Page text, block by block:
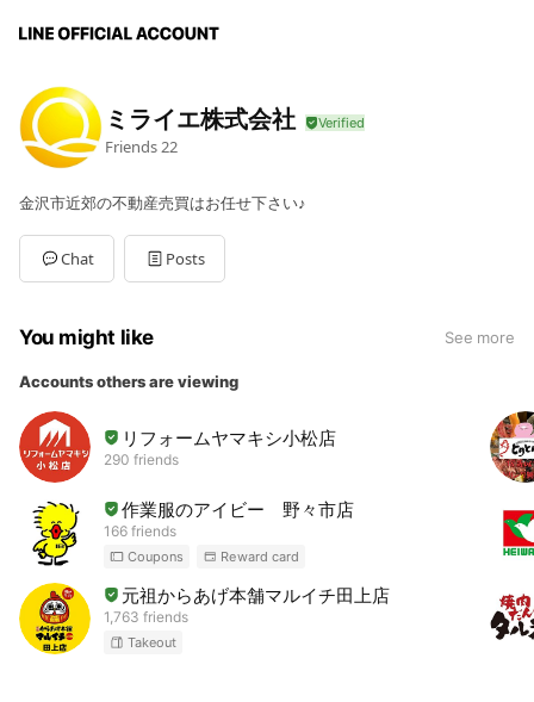
ミライエ株式会社
Friends 22
金沢市近郊の不動産売買はお任せ下さい♪
Chat Posts
You might like See more
Accounts others are viewing
リフォームヤマキシ小松店
290 friends
作業服のアイビー 野々市店
166 friends
Coupons Reward card
元祖からあげ本舗マルイチ田上店
1,763 friends
Takeout